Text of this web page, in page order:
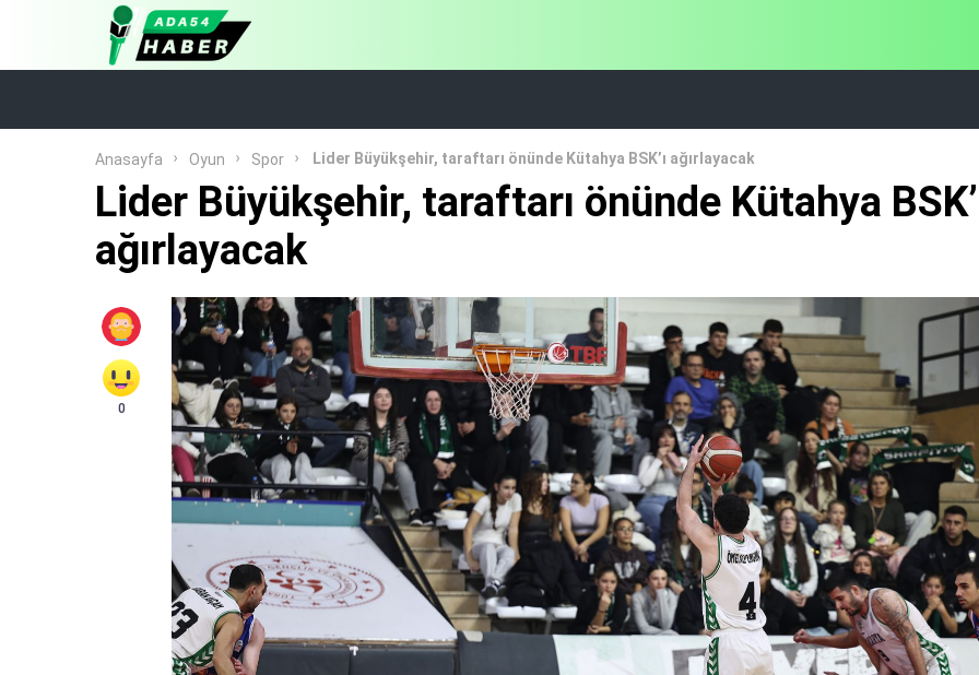
Anasayfa Oyun Spor Lider Büyükşehir, taraftarı önünde Kütahya BSK’ı ağırlayacak
Lider Büyükşehir, taraftarı önünde Kütahya
ağırlayacak
0